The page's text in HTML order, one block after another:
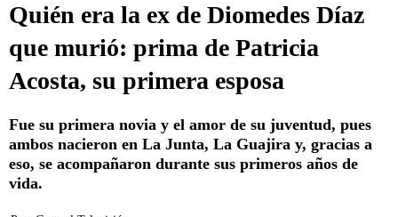
Quién era la ex de Diomedes Díaz
que murió: prima de Patricia
Acosta, su primera esposa
Fue su primera novia y el amor de su juventud, pues
ambos nacieron en La Junta, La Guajira y, gracias a
eso, se acompañaron durante sus primeros años de
vida.